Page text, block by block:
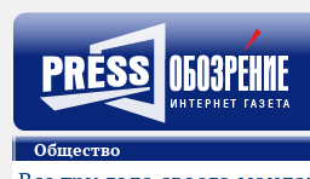
Общество